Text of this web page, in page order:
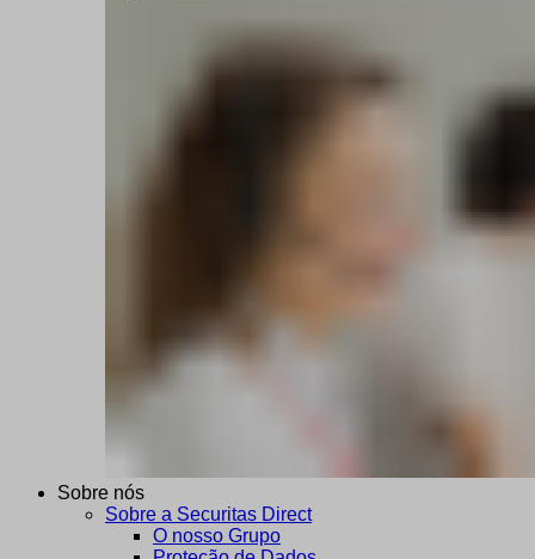
Sobre nós
Sobre a Securitas Direct
O nosso Grupo